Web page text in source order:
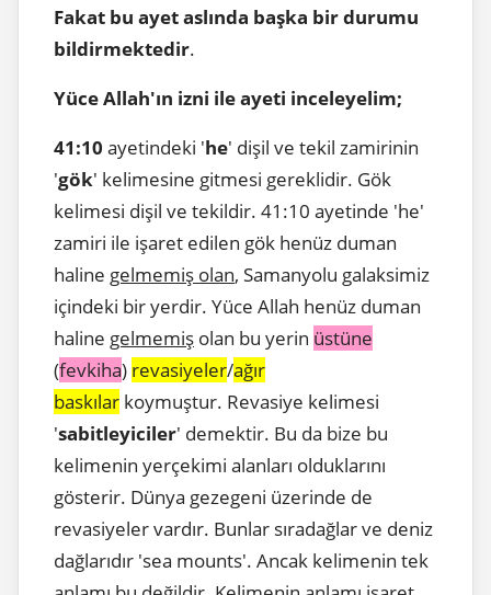
Fakat bu ayet aslında başka bir durumu
bildirmektedir.
Yüce Allah'ın izni ile ayeti inceleyelim;
41:10 ayetindeki 'he' dişil ve tekil zamirinin
'gök' kelimesine gitmesi gereklidir. Gök
kelimesi dişil ve tekildir. 41:10 ayetinde 'he'
zamiri ile işaret edilen gök henüz duman
haline gelmemiş olan, Samanyolu galaksimiz
içindeki bir yerdir. Yüce Allah henüz duman
haline gelmemiş olan bu yerin üstüne
(fevkiha) revasiyeler/ağır
baskılar koymuştur. Revasiye kelimesi
'sabitleyiciler' demektir. Bu da bize bu
kelimenin yerçekimi alanları olduklarını
gösterir. Dünya gezegeni üzerinde de
revasiyeler vardır. Bunlar sıradağlar ve deniz
dağlarıdır 'sea mounts'. Ancak kelimenin tek